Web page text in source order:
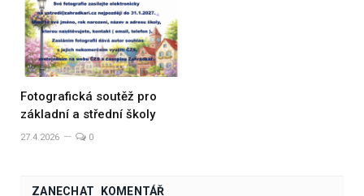
Fotografická soutěž pro
základní a střední školy
27.4.2026 0
ZANECHAT KOMENTÁŘ